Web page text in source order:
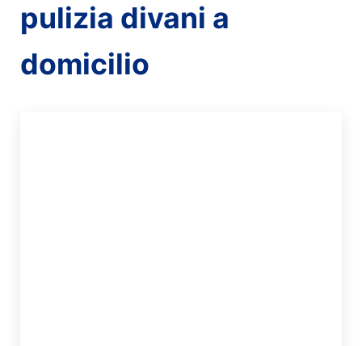
pulizia divani a
domicilio